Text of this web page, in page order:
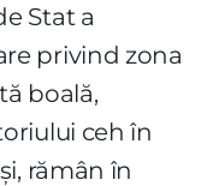
Stat a
privind zona
boală,
ceh în
rămân în